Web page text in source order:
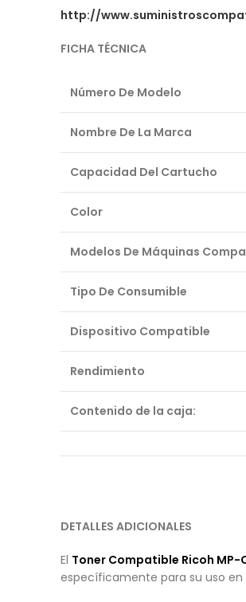
http://
FICHA TÉCNICA
Número De Modelo
Nombre De La Marca
Capacidad Del Cartucho
Color
Modelos De Máquinas
Tipo De Consumible
Dispositivo Compatible
Rendimiento
Contenido de la caja:
DETALLES ADICIONALES
El Toner Compatible Ricoh MP-
específicamente para su uso